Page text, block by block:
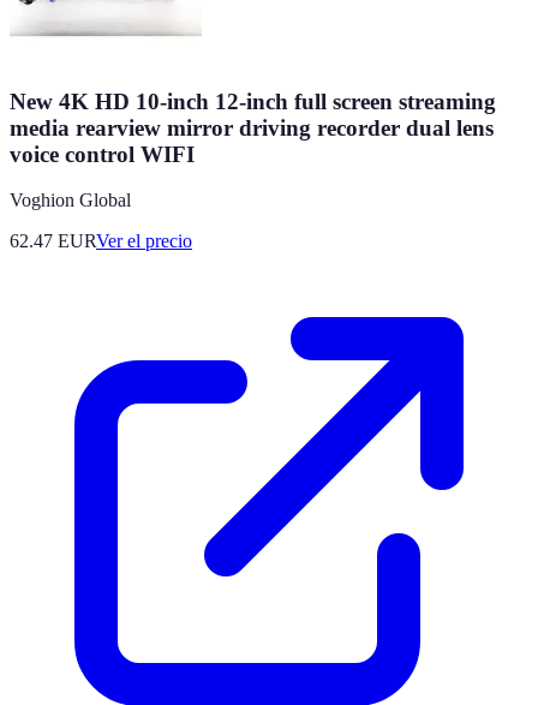
New 4K HD 10-inch 12-inch full screen streaming
media rearview mirror driving recorder dual lens
voice control WIFI
Voghion Global
62.47 EURVer el precio